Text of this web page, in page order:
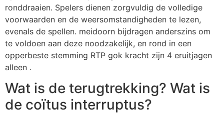
ronddraaien. Spelers dienen zorgvuldig de volledige
voorwaarden en de weersomstandigheden te lezen,
evenals de spellen. meidoorn bijdragen anderszins om
te voldoen aan deze noodzakelijk, en rond in een
opperbeste stemming RTP gok kracht zijn 4 eruitjagen
alleen .
Wat is de terugtrekking? Wat is
de coïtus interruptus?